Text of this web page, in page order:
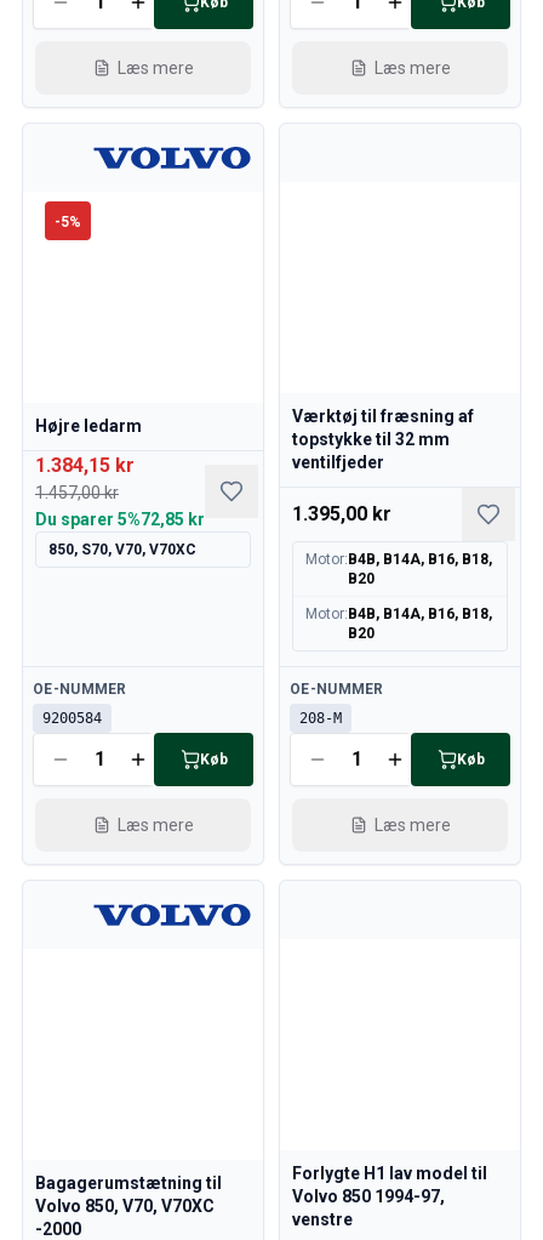
Kølesystem
Gasregulering
Varmesystem & AC
Tilbehør & Øvrige
Indretning
Kampagne
Læs mere Læs mere
-5%
Højre ledarm
1.384,15 kr
1.457,00 kr
Du sparer 5%72,85 kr
850, S70, V70, V70XC
Tilgængelig
OE-NUMMER
9200584
Køb
Læs mere
Værktøj til fræsning af
topstykke til 32 mm
ventilfjeder
1.395,00 kr
Motor: B4B, B14A, B16, B18,
B20
Motor: B4B, B14A, B16, B18,
B20
Tilgængelig
OE-NUMMER
208-M
Køb
Læs mere
Bagagerumstætning til
Volvo 850, V70, V70XC
-2000
Forlygte H1 lav model til
Volvo 850 1994-97,
venstre